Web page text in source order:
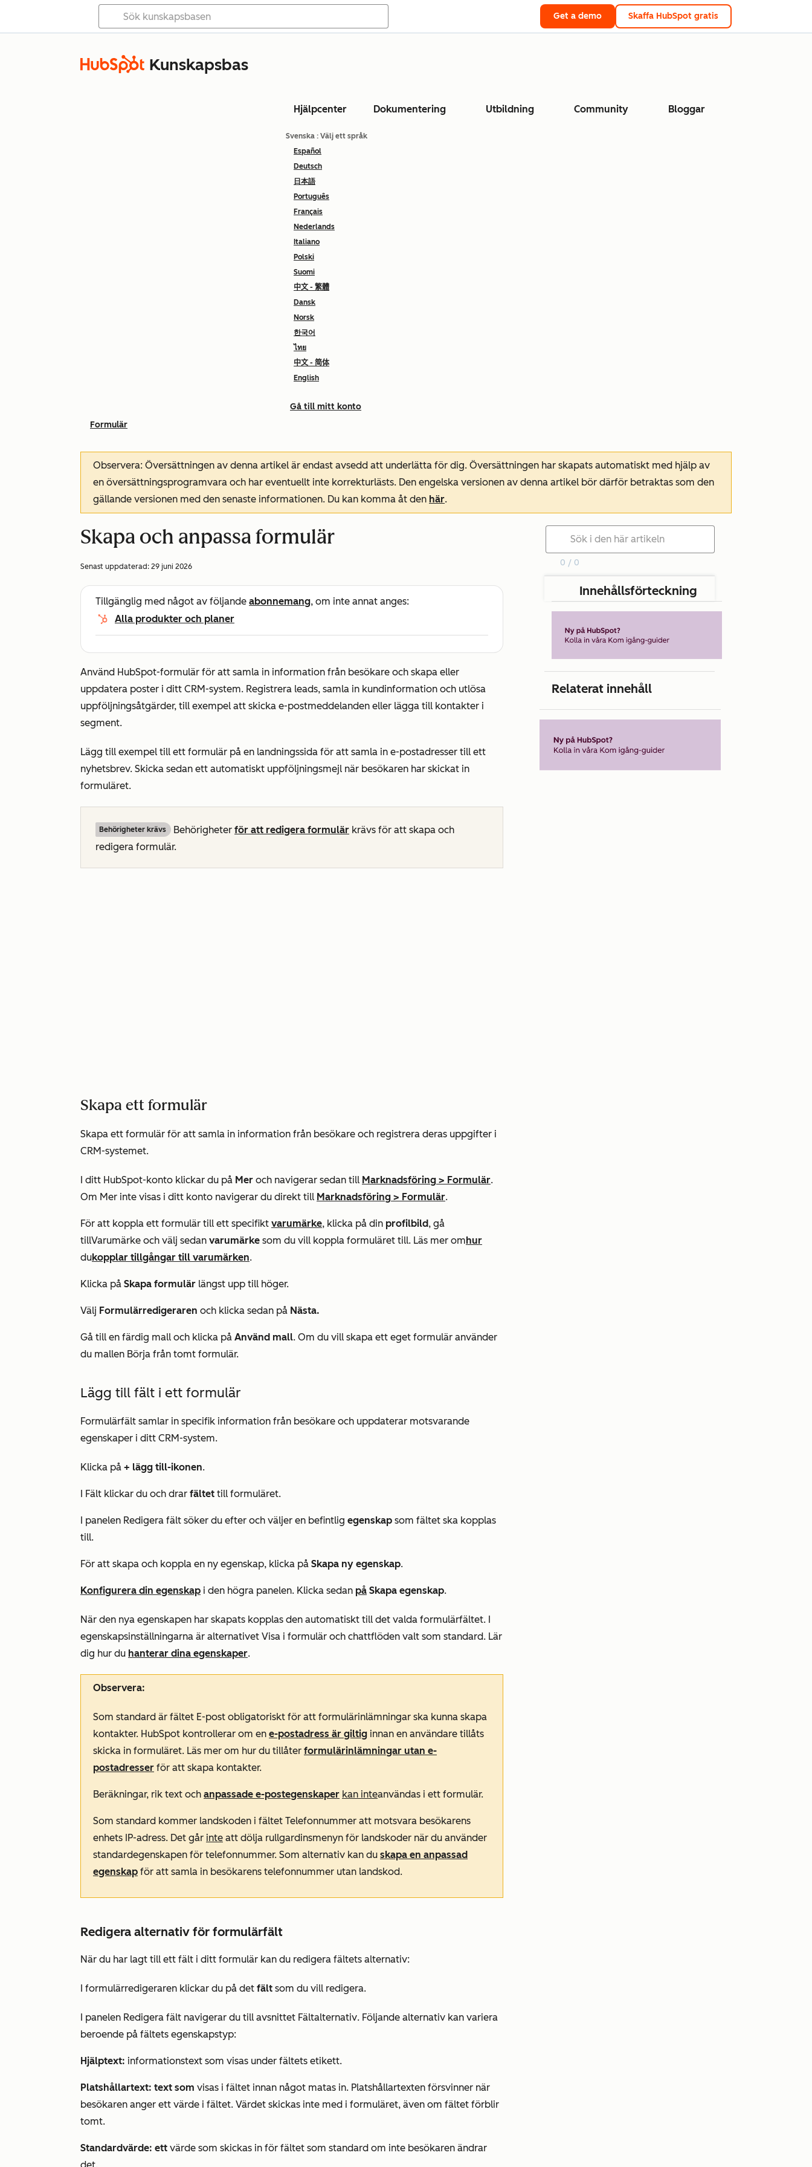
Get a demo Skaffa HubSpot gratis
Kunskapsbas
Hjälpcenter Dokumentering Utbildning Community Bloggar
Svenska : Välj ett språk
Español
Deutsch
日本語
Português
Français
Nederlands
Italiano
Polski
Suomi
中文 - 繁體
Dansk
Norsk
한국어
ไทย
中文 - 简体
English
Gå till mitt konto
Formulär
Observera: Översättningen av denna artikel är endast avsedd att underlätta för dig. Översättningen har skapats automatiskt med hjälp av
en översättningsprogramvara och har eventuellt inte korrekturlästs. Den engelska versionen av denna artikel bör därför betraktas som den
gällande versionen med den senaste informationen. Du kan komma åt den här.
Skapa och anpassa formulär
Senast uppdaterad: 29 juni 2026
Tillgänglig med något av följande abonnemang, om inte annat anges:
Alla produkter och planer
Använd HubSpot-formulär för att samla in information från besökare och skapa eller
uppdatera poster i ditt CRM-system. Registrera leads, samla in kundinformation och utlösa
uppföljningsåtgärder, till exempel att skicka e-postmeddelanden eller lägga till kontakter i
segment.
Lägg till exempel till ett formulär på en landningssida för att samla in e-postadresser till ett
nyhetsbrev. Skicka sedan ett automatiskt uppföljningsmejl när besökaren har skickat in
formuläret.
Behörigheter krävs Behörigheter för att redigera formulär krävs för att skapa och
redigera formulär.
Skapa ett formulär
Skapa ett formulär för att samla in information från besökare och registrera deras uppgifter i
CRM-systemet.
I ditt HubSpot-konto klickar du på Mer och navigerar sedan till Marknadsföring > Formulär.
Om Mer inte visas i ditt konto navigerar du direkt till Marknadsföring > Formulär.
För att koppla ett formulär till ett specifikt varumärke, klicka på din profilbild, gå
tillVarumärke och välj sedan varumärke som du vill koppla formuläret till. Läs mer omhur
dukopplar tillgångar till varumärken.
Klicka på Skapa formulär längst upp till höger.
Välj Formulärredigeraren och klicka sedan på Nästa.
Gå till en färdig mall och klicka på Använd mall. Om du vill skapa ett eget formulär använder
du mallen Börja från tomt formulär.
Lägg till fält i ett formulär
Formulärfält samlar in specifik information från besökare och uppdaterar motsvarande
egenskaper i ditt CRM-system.
Klicka på + lägg till-ikonen.
I Fält klickar du och drar fältet till formuläret.
I panelen Redigera fält söker du efter och väljer en befintlig egenskap som fältet ska kopplas
till.
För att skapa och koppla en ny egenskap, klicka på Skapa ny egenskap.
Konfigurera din egenskap i den högra panelen. Klicka sedan på Skapa egenskap.
När den nya egenskapen har skapats kopplas den automatiskt till det valda formulärfältet. I
egenskapsinställningarna är alternativet Visa i formulär och chattflöden valt som standard. Lär
dig hur du hanterar dina egenskaper.
Observera:
Som standard är fältet E-post obligatoriskt för att formulärinlämningar ska kunna skapa
kontakter. HubSpot kontrollerar om en e-postadress är giltig innan en användare tillåts
skicka in formuläret. Läs mer om hur du tillåter formulärinlämningar utan e-
postadresser för att skapa kontakter.
Beräkningar, rik text och anpassade e-postegenskaper kan inteanvändas i ett formulär.
Som standard kommer landskoden i fältet Telefonnummer att motsvara besökarens
enhets IP-adress. Det går inte att dölja rullgardinsmenyn för landskoder när du använder
standardegenskapen för telefonnummer. Som alternativ kan du skapa en anpassad
egenskap för att samla in besökarens telefonnummer utan landskod.
Redigera alternativ för formulärfält
När du har lagt till ett fält i ditt formulär kan du redigera fältets alternativ:
I formulärredigeraren klickar du på det fält som du vill redigera.
I panelen Redigera fält navigerar du till avsnittet Fältalternativ. Följande alternativ kan variera
beroende på fältets egenskapstyp:
Hjälptext: informationstext som visas under fältets etikett.
Platshållartext: text som visas i fältet innan något matas in. Platshållartexten försvinner när
besökaren anger ett värde i fältet. Värdet skickas inte med i formuläret, även om fältet förblir
tomt.
Standardvärde: ett värde som skickas in för fältet som standard om inte besökaren ändrar
0 / 0
Innehållsförteckning
Relaterat innehåll